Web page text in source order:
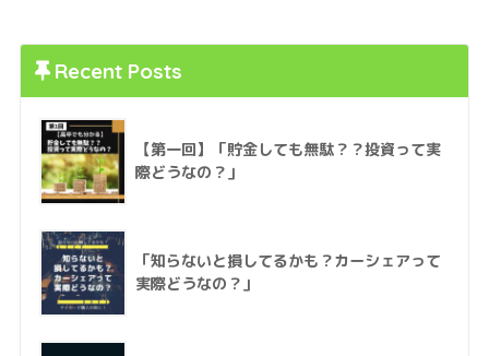
Recent Posts
【第一回】「貯金しても無駄？？投資って実
際どうなの？」
「知らないと損してるかも？カーシェアって
実際どうなの？」